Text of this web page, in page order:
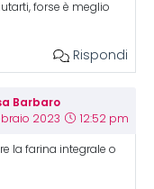
forse è meglio
Rispondi
Barbaro
2023 12:52 pm
la farina integrale o